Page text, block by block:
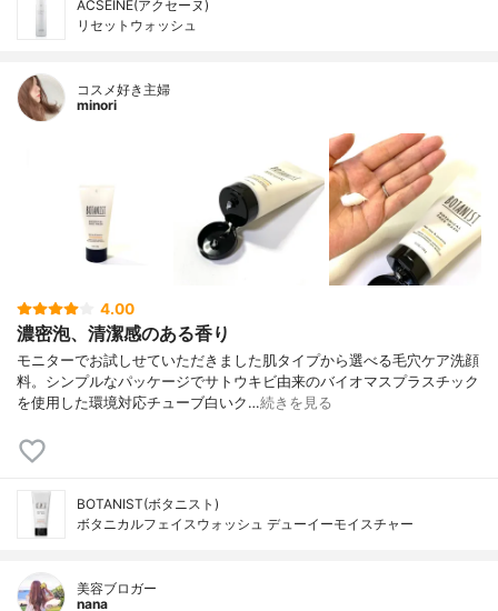
ACSEINE(アクセーヌ)
リセットウォッシュ
コスメ好き主婦
minori
4.00
濃密泡、清潔感のある香り
モニターでお試しせていただきました肌タイプから選べる毛穴ケア洗顔
料。シンプルなパッケージでサトウキビ由来のバイオマスプラスチック
を使用した環境対応チューブ白いク…続きを見る
BOTANIST(ボタニスト)
ボタニカルフェイスウォッシュ デューイーモイスチャー
美容ブロガー
nana